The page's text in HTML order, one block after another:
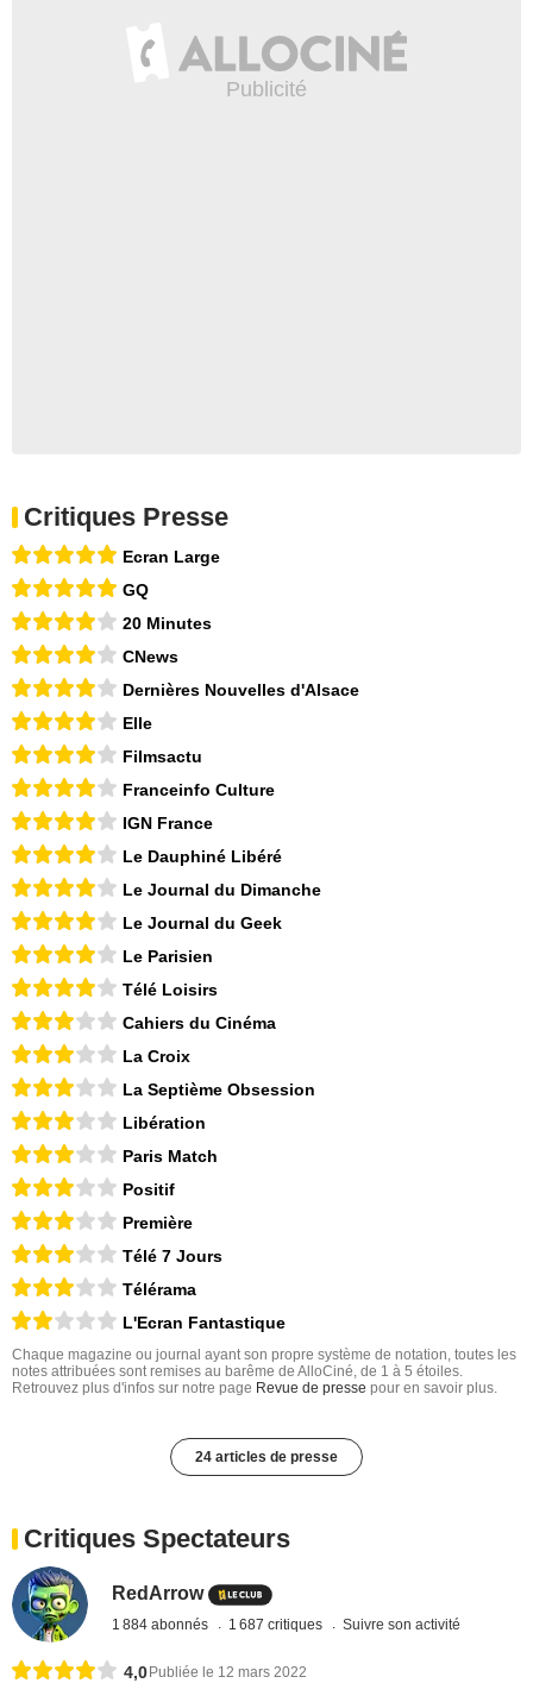
Critiques Presse
Ecran Large
GQ
20 Minutes
CNews
Dernières Nouvelles d'Alsace
Elle
Filmsactu
Franceinfo Culture
IGN France
Le Dauphiné Libéré
Le Journal du Dimanche
Le Journal du Geek
Le Parisien
Télé Loisirs
Cahiers du Cinéma
La Croix
La Septième Obsession
Libération
Paris Match
Positif
Première
Télé 7 Jours
Télérama
L'Ecran Fantastique
Chaque magazine ou journal ayant son propre système de notation, toutes les
notes attribuées sont remises au barême de AlloCiné, de 1 à 5 étoiles.
Retrouvez plus d'infos sur notre page Revue de presse pour en savoir plus.
24 articles de presse
Critiques Spectateurs
RedArrow
1 884 abonnés 1 687 critiques Suivre son activité
4,0 Publiée le 12 mars 2022